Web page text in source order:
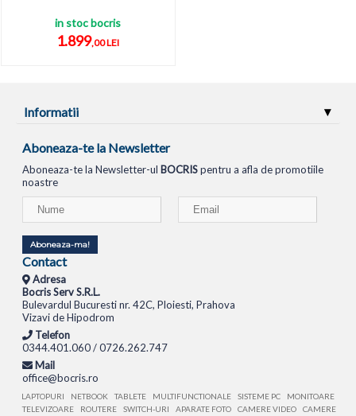
in stoc bocris
1.899,00 LEI
Informatii
Aboneaza-te la Newsletter
Aboneaza-te la Newsletter-ul BOCRISpentru a afla de promotiile
noastre
Aboneaza-ma!
Contact
Adresa
Bocris Serv S.R.L.
Bulevardul Bucuresti nr. 42C, Ploiesti, Prahova
Vizavi de Hipodrom
Telefon
0344.401.060 / 0726.262.747
Mail
office@bocris.ro
LAPTOPURI NETBOOK TABLETE MULTIFUNCTIONALE SISTEME PC
MONITOARE
TELEVIZOARE
ROUTERE SWITCH-URI APARATE FOTO CAMERE VIDEO CAMERE